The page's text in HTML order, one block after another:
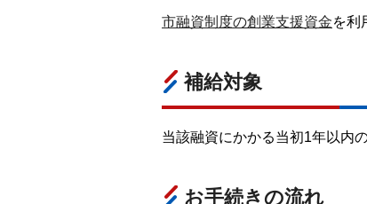
市融資制度の創業支援資金を利
補給対象
当該融資にかかる当初1年以内
お手続きの流れ